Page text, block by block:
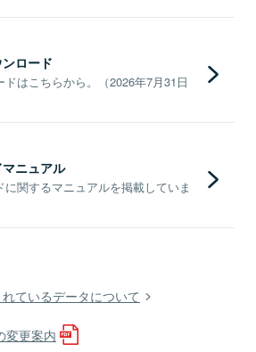
ロード
はこちらから。（2026年7月31日
ニュアル
関するマニュアルを掲載していま
ているデータについて
変更案内